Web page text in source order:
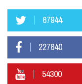
67944
227640
54300